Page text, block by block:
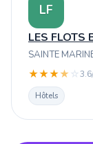
LF
LES FLOTS
SAINTE
★★★★ ☆
Hôtels